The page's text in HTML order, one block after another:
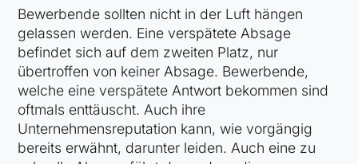
Bewerbende sollten nicht in der Luft hängen
gelassen werden. Eine verspätete Absage
befindet sich auf dem zweiten Platz, nur
übertroffen von keiner Absage. Bewerbende,
welche eine verspätete Antwort bekommen sind
oftmals enttäuscht. Auch ihre
Unternehmensreputation kann, wie vorgängig
bereits erwähnt, darunter leiden. Auch eine zu